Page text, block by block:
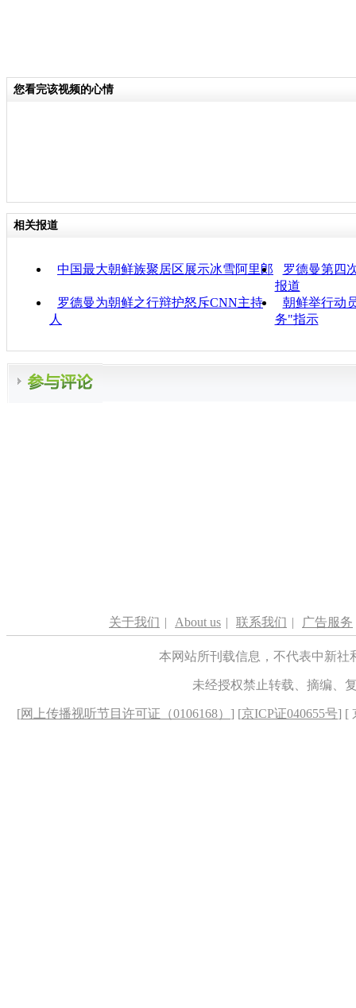
您看完该视频的心情
相关报道
中国最大朝鲜族聚居区展示冰雪阿里郎
罗德曼第四
报道
罗德曼为朝鲜之行辩护怒斥CNN主持
人
朝鲜举行动
务"指示
关于我们 | About us | 联系我们 | 广告服务
本网站所刊载信息，不代表中新
未经授权禁止转载、摘编、
[网上传播视听节目许可证（0106168） ] [京ICP证040655号] [